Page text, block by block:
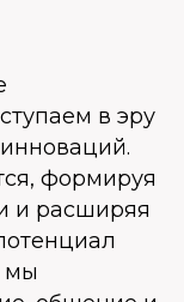
в эру
формируя
и расширяя
мы